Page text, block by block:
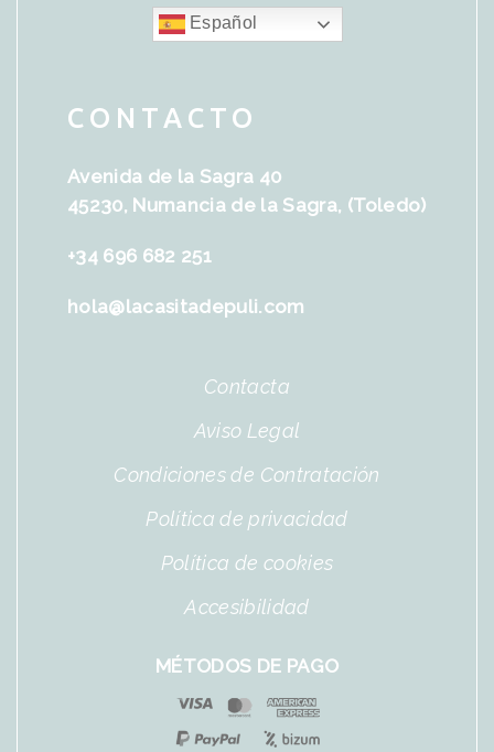
Español
CONTACTO
Avenida de la Sagra 40
45230, Numancia de la Sagra, (Toledo)
+34 696 682 251
hola@lacasitadepuli.com
Contacta
Aviso Legal
Condiciones de Contratación
Política de privacidad
Política de cookies
Accesibilidad
MÉTODOS DE PAGO